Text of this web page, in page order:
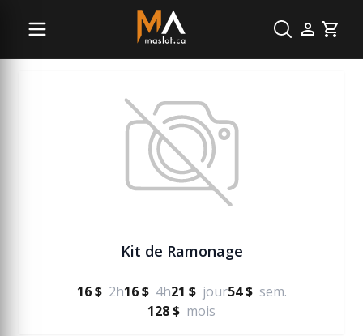
Cart
Jardinage et terrassement
Kit de Ramonage
16 $ 2h16 $ 4h21 $ jour54 $ sem.
128 $ mois